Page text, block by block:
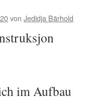
von Jedidja Bärhold
im Aufbau